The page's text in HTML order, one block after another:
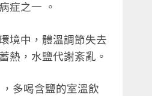
症之一 。
境中，體溫調節失去
熱，水鹽代謝紊亂。
多喝含鹽的室溫飲